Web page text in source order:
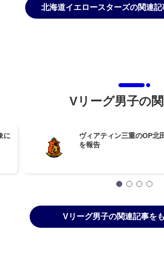
北海道イエロースターズの関連
Vリーグ男子の
に
ヴィアティン三重のOP北
を報告
Vリーグ男子の関連記事を